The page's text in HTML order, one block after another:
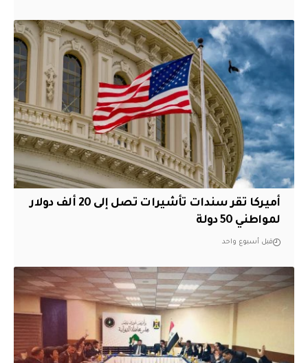
أميركا تقر سندات تأشيرات تصل إلى 20 ألف دولار
لمواطني 50 دولة
قبل أسبوع واحد